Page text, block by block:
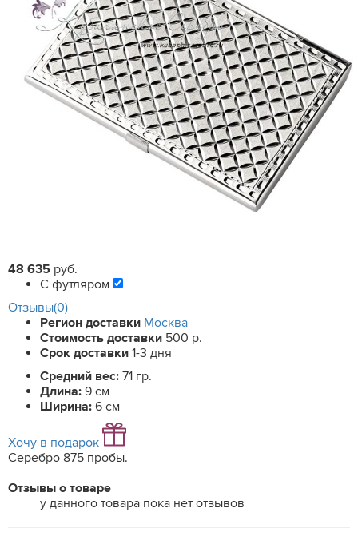
48 635 руб.
С футляром
Отзывы(0)
Регион доставки Москва
Стоимость доставки 500 р.
Срок доставки 1-3 дня
Средний вес: 71 гр.
Длина: 9 см
Ширина: 6 см
Хочу в подарок
Серебро 875 пробы.
Отзывы о товаре
у данного товара пока нет отзывов